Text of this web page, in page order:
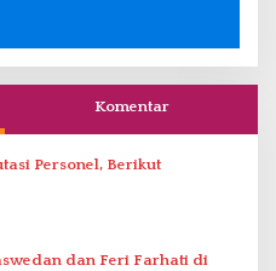
Komentar
Personel, Berikut
dan Feri Farhati di